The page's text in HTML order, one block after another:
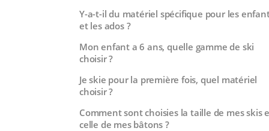
Y-a-t-il du matériel spécifique pour les
et les ados ?
Mon enfant a 6 ans, quelle gamme de ski
choisir ?
Je skie pour la première fois, quel matériel
choisir ?
Comment sont choisies la taille de mes skis
celle de mes bâtons ?